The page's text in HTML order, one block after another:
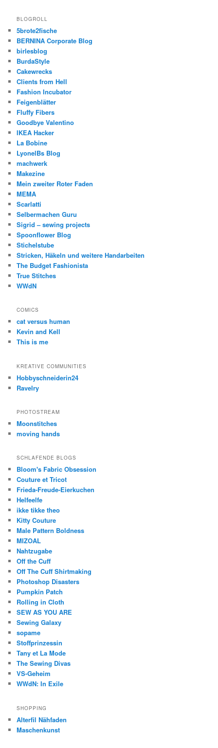
BLOGROLL
5brote2fische
BERNINA Corporate Blog
birlesblog
BurdaStyle
Cakewrecks
Clients from Hell
Fashion Incubator
Feigenblätter
Fluffy Fibers
Goodbye Valentino
IKEA Hacker
La Bobine
LyonelBs Blog
machwerk
Makezine
Mein zweiter Roter Faden
MEMA
Scarlatti
Selbermachen Guru
Sigrid – sewing projects
Spoonflower Blog
Stichelstube
Stricken, Häkeln und weitere Handarbeiten
The Budget Fashionista
True Stitches
WWdN
COMICS
cat versus human
Kevin and Kell
This is me
KREATIVE COMMUNITIES
Hobbyschneiderin24
Ravelry
PHOTOSTREAM
Moonstitches
moving hands
SCHLAFENDE BLOGS
Bloom's Fabric Obsession
Couture et Tricot
Frieda-Freude-Eierkuchen
Helfeelfe
ikke tikke theo
Kitty Couture
Male Pattern Boldness
MIZOAL
Nahtzugabe
Off the Cuff
Off The Cuff Shirtmaking
Photoshop Disasters
Pumpkin Patch
Rolling in Cloth
SEW AS YOU ARE
Sewing Galaxy
sopame
Stoffprinzessin
Tany et La Mode
The Sewing Divas
VS-Geheim
WWdN: In Exile
SHOPPING
Alterfil Nähfaden
Maschenkunst